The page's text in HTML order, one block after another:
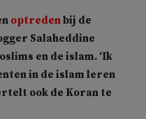
optredenbij de
Salaheddine
en de islam. ‘Ik
in de islam leren
ook de Koran te